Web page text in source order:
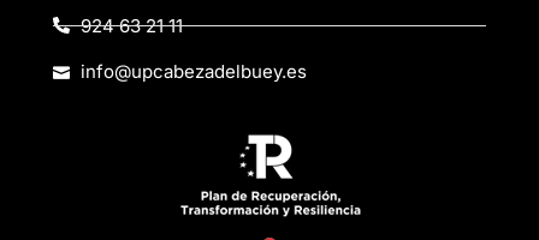
924 63 21 11
info@upcabezadelbuey.es